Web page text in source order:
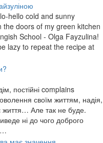
hello cold and sunny
doors of my green kitchen
School - Olga Fayzulina!
lazy to repeat the recipe at
постійні complains
своїм життям, надія,
Але так не буде.
ні до чого доброго